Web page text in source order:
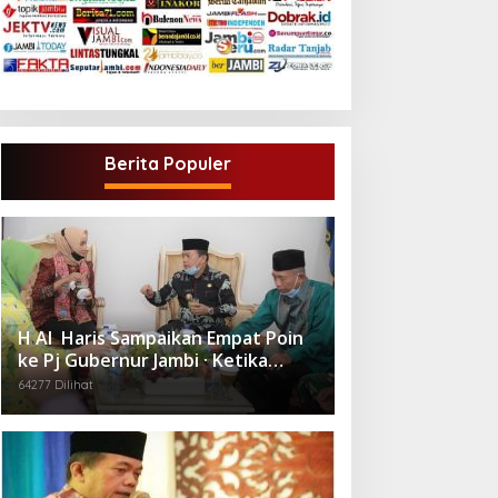
Berita Populer
H Al Haris Sampaikan Empat Poin
ke Pj Gubernur Jambi · Ketika
Melakukan Kunjungan Kerja ke
Merangin
64277 Dilihat